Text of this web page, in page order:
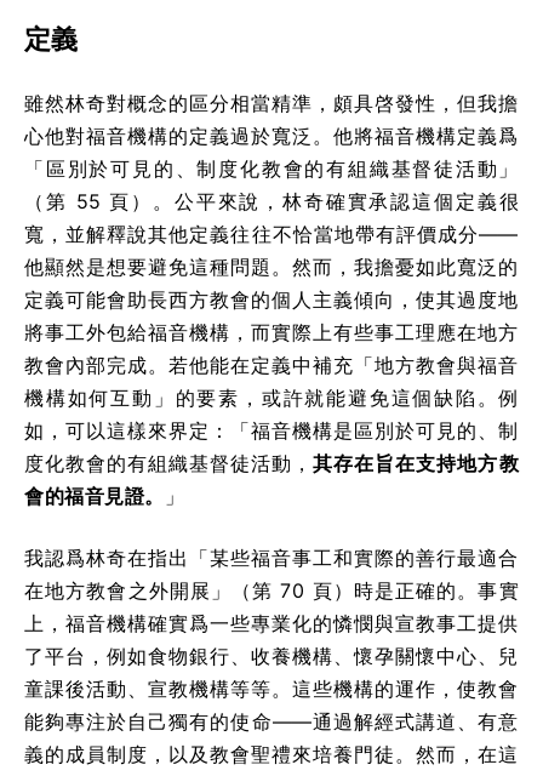
定義
雖然林奇對概念的區分相當精準，頗具啓發性，但我擔
心他對福音機構的定義過於寬泛。他將福音機構定義爲
「區別於可見的、制度化教會的有組織基督徒活動」
（第 55 頁）。公平來說，林奇確實承認這個定義很
寬，並解釋說其他定義往往不恰當地帶有評價成分——
他顯然是想要避免這種問題。然而，我擔憂如此寬泛的
定義可能會助長西方教會的個人主義傾向，使其過度地
將事工外包給福音機構，而實際上有些事工理應在地方
教會內部完成。若他能在定義中補充「地方教會與福音
機構如何互動」的要素，或許就能避免這個缺陷。例
如，可以這樣來界定：「福音機構是區別於可見的、制
度化教會的有組織基督徒活動，其存在旨在支持地方教
會的福音見證。
」
我認爲林奇在指出「某些福音事工和實際的善行最適合
在地方教會之外開展」（第 70 頁）時是正確的。事實
上，福音機構確實爲一些專業化的憐憫與宣教事工提供
了平台，例如食物銀行、收養機構、懷孕關懷中心、兒
童課後活動、宣教機構等等。這些機構的運作，使教會
能夠專注於自己獨有的使命——通過解經式講道、有意
義的成員制度，以及教會聖禮來培養門徒。然而，在這